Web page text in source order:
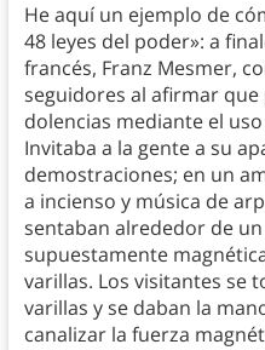
He aquí un ejemplo de
48 leyes del poder»: a
francés, Franz Mesmer,
seguidores al afirmar
dolencias mediante el
Invitaba a la gente a su
demostraciones; en un
a incienso y música de
sentaban alrededor de
supuestamente
varillas. Los visitantes se
varillas y se daban la
canalizar la fuerza